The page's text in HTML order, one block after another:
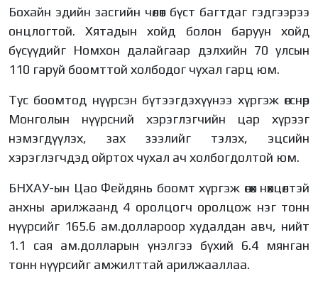
Бохайн эдийн засгийн чөлөөт бүст багтдаг гэдгээрээ
онцлогтой. Хятадын хойд болон баруун хойд
бүсүүдийг Номхон далайгаар дэлхийн 70 улсын
110 гаруй боомттой холбодог чухал гарц юм.
Тус боомтод нүүрсэн бүтээгдэхүүнээ хүргэж өгснөөр
Монголын нүүрсний хэрэглэгчийн цар хүрээг
нэмэгдүүлэх, зах зээлийг тэлэх, эцсийн
хэрэглэгчдэд ойртох чухал ач холбогдолтой юм.
БНХАУ-ын Цао Фейдянь боомт хүргэж өгөх нөхцөлтэй
анхны арилжаанд 4 оролцогч оролцож нэг тонн
нүүрсийг 165.6 ам.доллароор худалдан авч, нийт
1.1 сая ам.долларын үнэлгээ бүхий 6.4 мянган
тонн нүүрсийг амжилттай арилжааллаа.